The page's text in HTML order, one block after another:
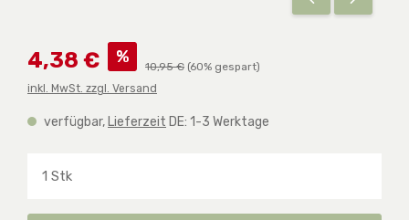
Verkaufspreis:
4,38 € % Regulärer Preis:
10,95 € (60% gespart)
inkl. MwSt. zzgl. Versand
verfügbar, Lieferzeit DE: 1-3 Werktage